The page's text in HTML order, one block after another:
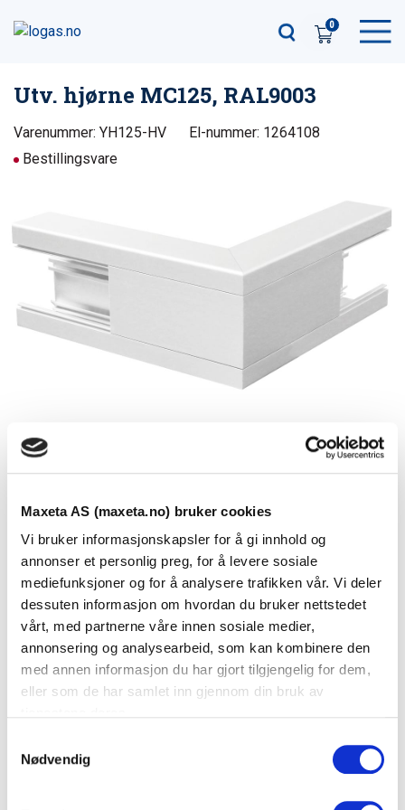
Maxeta AS (maxeta.no) bruker cookies
Vi bruker informasjonskapsler for å gi innhold og
annonser et personlig preg, for å levere sosiale
mediefunksjoner og for å analysere trafikken vår. Vi deler
dessuten informasjon om hvordan du bruker nettstedet
vårt, med partnerne våre innen sosiale medier,
annonsering og analysearbeid, som kan kombinere den
med annen informasjon du har gjort tilgjengelig for dem,
eller som de har samlet inn gjennom din bruk av
Nødvendig
0
Utv. hjørne MC125, RAL9003, hvit
Se dokumenter
Standard farge: hvit RAL 9003 (HV)
Andre farger leveres på forespørsel.
Dokumenter
Utv. hjørne MC125, RAL9003
Varenummer: YH125-HV
El-nummer: 1264108
Bestillingsvare